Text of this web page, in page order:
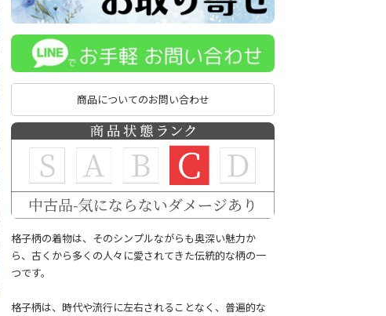
商品についてのお問い合わせ
格子柄の着物は、そのシンプルながらも奥深い魅力か
ら、古くから多くの人々に愛されてきた伝統的な柄の一
つです。
格子柄は、時代や流行に左右されることなく、普遍的な